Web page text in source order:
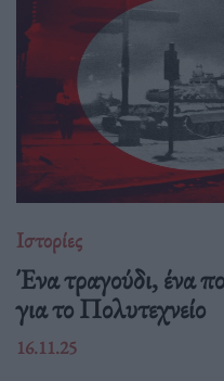
Ιστορίες
Ένα τραγούδι, ένα
για το Πολυτεχνείο
16.11.25